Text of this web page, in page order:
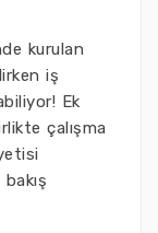
kurulan
iş
Ek
çalışma